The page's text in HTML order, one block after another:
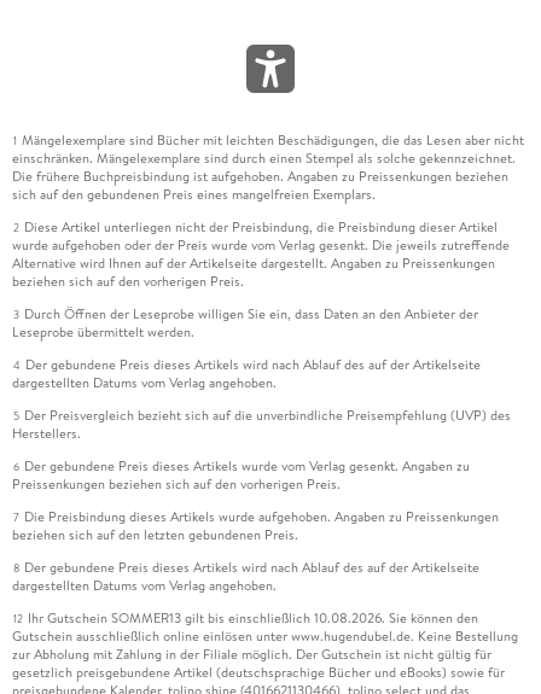
1 Mängelexemplare sind Bücher mit leichten Beschädigungen, die das Lesen aber nicht
einschränken. Mängelexemplare sind durch einen Stempel als solche gekennzeichnet.
Die frühere Buchpreisbindung ist aufgehoben. Angaben zu Preissenkungen beziehen
sich auf den gebundenen Preis eines mangelfreien Exemplars.
2 Diese Artikel unterliegen nicht der Preisbindung, die Preisbindung dieser Artikel
wurde aufgehoben oder der Preis wurde vom Verlag gesenkt. Die jeweils zutreffende
Alternative wird Ihnen auf der Artikelseite dargestellt. Angaben zu Preissenkungen
beziehen sich auf den vorherigen Preis.
3 Durch Öffnen der Leseprobe willigen Sie ein, dass Daten an den Anbieter der
Leseprobe übermittelt werden.
4 Der gebundene Preis dieses Artikels wird nach Ablauf des auf der Artikelseite
dargestellten Datums vom Verlag angehoben.
5 Der Preisvergleich bezieht sich auf die unverbindliche Preisempfehlung (UVP) des
Herstellers.
6 Der gebundene Preis dieses Artikels wurde vom Verlag gesenkt. Angaben zu
Preissenkungen beziehen sich auf den vorherigen Preis.
7 Die Preisbindung dieses Artikels wurde aufgehoben. Angaben zu Preissenkungen
beziehen sich auf den letzten gebundenen Preis.
8 Der gebundene Preis dieses Artikels wird nach Ablauf des auf der Artikelseite
dargestellten Datums vom Verlag angehoben.
12 Ihr Gutschein SOMMER13 gilt bis einschließlich 10.08.2026. Sie können den
Gutschein ausschließlich online einlösen unter www.hugendubel.de. Keine Bestellung
zur Abholung mit Zahlung in der Filiale möglich. Der Gutschein ist nicht gültig für
gesetzlich preisgebundene Artikel (deutschsprachige Bücher und eBooks) sowie für